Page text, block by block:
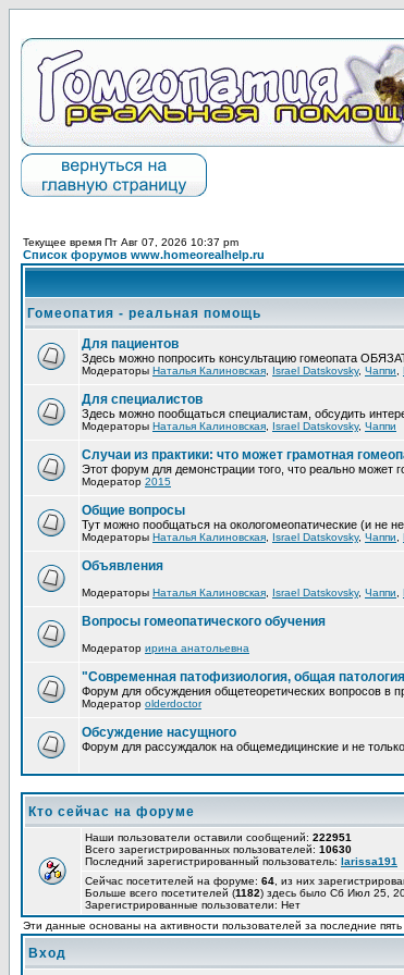
Текущее время Пт Авг 07, 2026 10:37 pm
Список форумов www.homeorealhelp.ru
Гомеопатия - реальная помощь
Для пациентов
Здесь можно попросить консультацию гомеопата
Модераторы Наталья Калиновская Israel Datskovsky, Чаппи
Для специалистов
Здесь можно пообщаться специалистам, обсудить
Модераторы Наталья Калиновская Israel Datskovsky, Чаппи
Случаи из практики: что может грамотная
Этот форум для демонстрации того, что реально может
Модератор 2015
Общие вопросы
Тут можно пообщаться на окологомеопатические (и не
Модераторы Наталья Калиновская Israel Datskovsky, Чаппи
Объявления
Модераторы Наталья Калиновская Israel Datskovsky, Чаппи
Вопросы гомеопатического обучения
Модератор ирина анатольевна
"Современная патофизиология, общая
Форум для обсуждения общетеоретических вопросов в
Модератор olderdoctor
Обсуждение насущного
Форум для рассуждалок на общемедицинские и не
Кто сейчас на форуме
Наши пользователи оставили сообщений: 222951
Всего зарегистрированных пользователей: 10630
Последний зарегистрированный пользователь: larissa191
Сейчас посетителей на форуме: 64 , из них
Больше всего посетителей (1182) здесь было Сб Июл 25,
Зарегистрированные пользователи: Нет
Эти данные основаны на активности пользователей за последние
Вход